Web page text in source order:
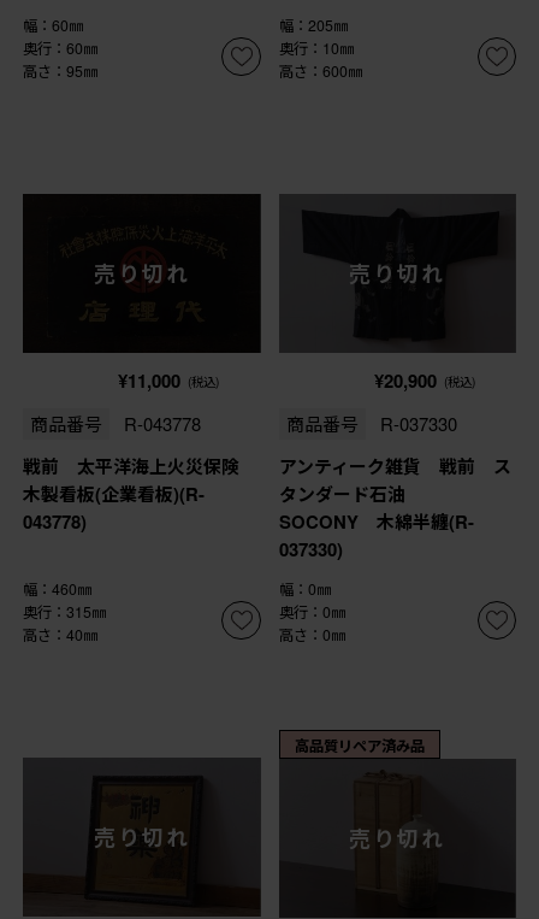
幅：60㎜
奥行：60㎜
高さ：95㎜
幅：205㎜
奥行：10㎜
高さ：600㎜
売り切れ
¥11,000 (税込)
商品番号 R-043778
戦前 太平洋海上火災保険
木製看板(企業看板)(R-
043778)
幅：460㎜
奥行：315㎜
高さ：40㎜
売り切れ
¥20,900 (税込)
商品番号 R-037330
アンティーク雑貨 戦前 ス
タンダード石油
SOCONY 木綿半纏(R-
037330)
幅：0㎜
奥行：0㎜
高さ：0㎜
売り切れ
高品質リペア済み品
売り切れ